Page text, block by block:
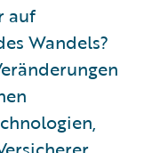
auf
Wandels?